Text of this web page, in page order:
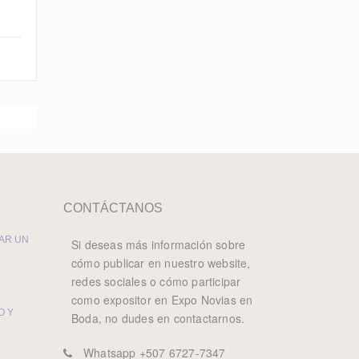
UN
Y
CONTÁCTANOS
Si deseas más información sobre
cómo publicar en nuestro website,
redes sociales o cómo participar
como expositor en Expo Novias en
Boda, no dudes en contactarnos.
Whatsapp +507 6727-7347